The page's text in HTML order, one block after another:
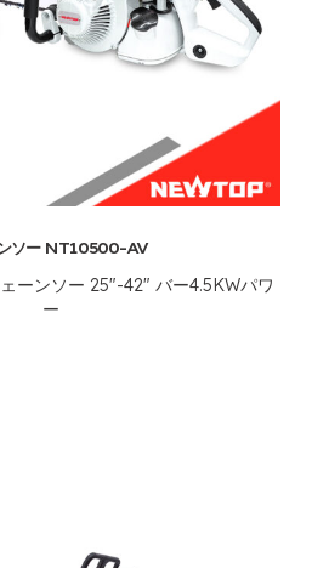
ソー NT10500-AV
ーンソー 25"-42" バー4.5KWパワ
ー